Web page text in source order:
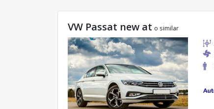
VW Passat new at o similar